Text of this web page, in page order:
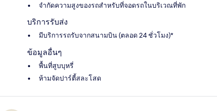
จำกัดความสูงของรถสำหรับที่จอดรถในบริเวณที่พัก
บริการรับส่ง
มีบริการรถรับจากสนามบิน (ตลอด 24 ชั่วโมง)*
ข้อมูลอื่นๆ
พื้นที่สูบบุหรี่
ห้ามจัดปาร์ตี้สละโสด